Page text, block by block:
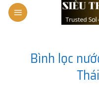
Skip
Bình lọc